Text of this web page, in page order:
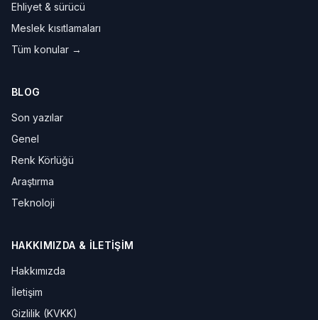
Ehliyet & sürücü
Meslek kısıtlamaları
Tüm konular →
BLOG
Son yazılar
Genel
Renk Körlüğü
Araştırma
Teknoloji
HAKKIMIZDA & İLETIŞIM
Hakkımızda
İletişim
Gizlilik (KVKK)